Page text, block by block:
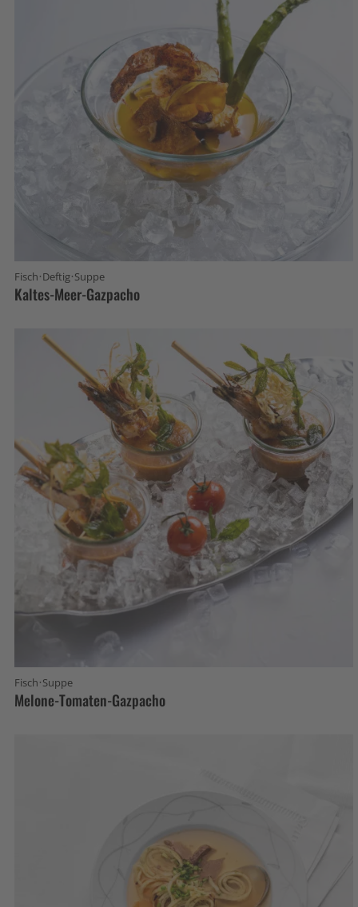
Fisch·Deftig·Suppe
Kaltes-Meer-Gazpacho
Fisch·Suppe
Melone-Tomaten-Gazpacho